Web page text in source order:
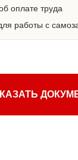
оплате труда
работы с